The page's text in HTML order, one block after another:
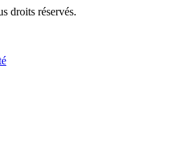
droits réservés.